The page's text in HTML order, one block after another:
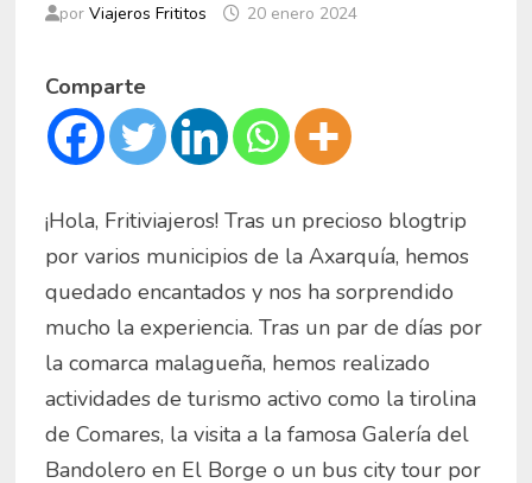
por Viajeros Frititos 20 enero 2024
Comparte
¡Hola, Fritiviajeros! Tras un precioso blogtrip
por varios municipios de la Axarquía, hemos
quedado encantados y nos ha sorprendido
mucho la experiencia. Tras un par de días por
la comarca malagueña, hemos realizado
actividades de turismo activo como la tirolina
de Comares, la visita a la famosa Galería del
Bandolero en El Borge o un bus city tour por